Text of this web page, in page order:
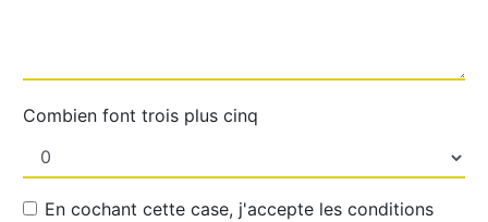
Combien font trois plus cinq
En cochant cette case, j'accepte les conditions